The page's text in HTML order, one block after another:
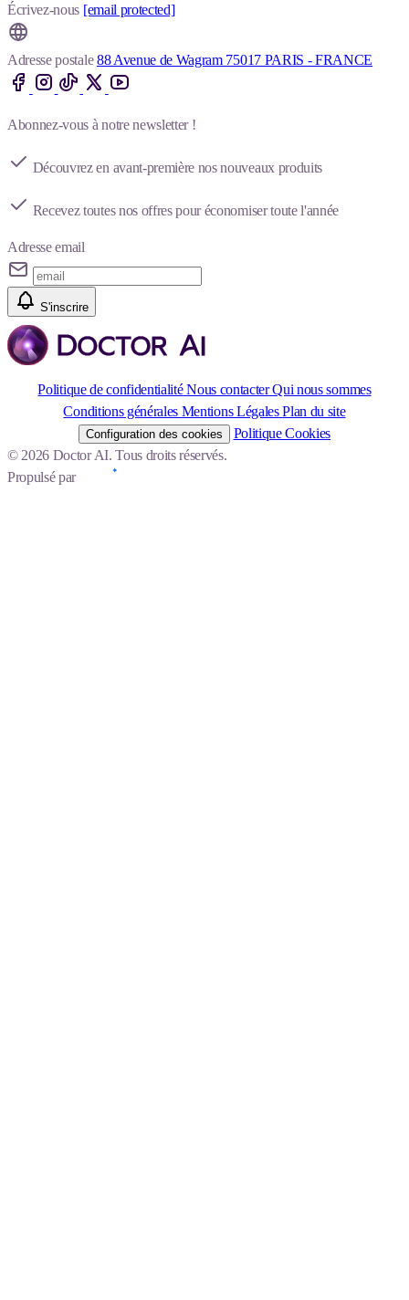
Écrivez-nous [email protected]
Adresse postale 88 Avenue de Wagram 75017 PARIS - FRANCE
Abonnez-vous à notre newsletter !
Découvrez en avant-première nos nouveaux produits
Recevez toutes nos offres pour économiser toute l'année
Adresse email
S'inscrire
Politique de confidentialité Nous contacter Qui nous sommes
Conditions générales Mentions Légales Plan du site
Configuration des cookies
Politique Cookies
© 2026 Doctor AI. Tous droits réservés.
Propulsé par